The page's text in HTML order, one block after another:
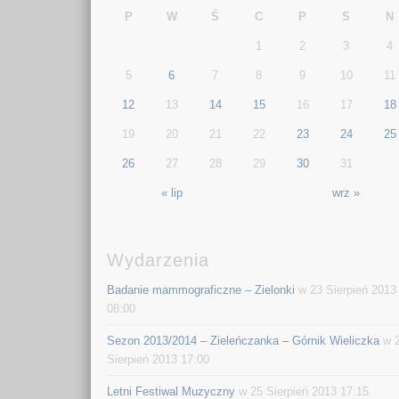
P W Ś C P S N
« lip wrz »
1 2 3 4
5 6 7 8 9 10 11
12 13 14 15 16 17 18
19 20 21 22 23 24 25
26 27 28 29 30 31
Wydarzenia
Badanie mammograficzne – Zielonki w 23 Sierpień 2013
08:00
Sezon 2013/2014 – Zieleńczanka – Górnik Wieliczka w
Sierpień 2013 17:00
Letni Festiwal Muzyczny w 25 Sierpień 2013 17:15